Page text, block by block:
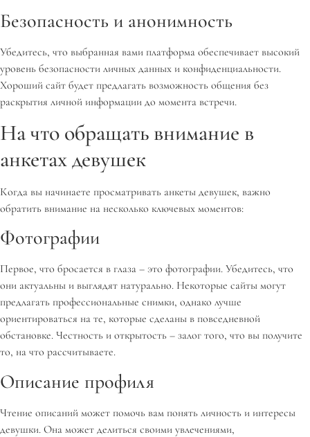
Безопасность и анонимность
Убедитесь, что выбранная вами платформа обеспечивает высокий
уровень безопасности личных данных и конфиденциальности.
Хороший сайт будет предлагать возможность общения без
раскрытия личной информации до момента встречи.
На что обращать внимание в
анкетах девушек
Когда вы начинаете просматривать анкеты девушек, важно
обратить внимание на несколько ключевых моментов:
Фотографии
Первое, что бросается в глаза – это фотографии. Убедитесь, что
они актуальны и выглядят натурально. Некоторые сайты могут
предлагать профессиональные снимки, однако лучше
ориентироваться на те, которые сделаны в повседневной
обстановке. Честность и открытость – залог того, что вы получите
то, на что рассчитываете.
Описание профиля
Чтение описаний может помочь вам понять личность и интересы
девушки. Она может делиться своими увлечениями,